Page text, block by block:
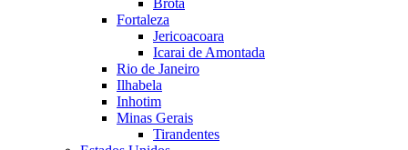
Brota
Fortaleza
Jericoacoara
Icarai de Amontada
Rio de Janeiro
Ilhabela
Inhotim
Minas Gerais
Tirandentes